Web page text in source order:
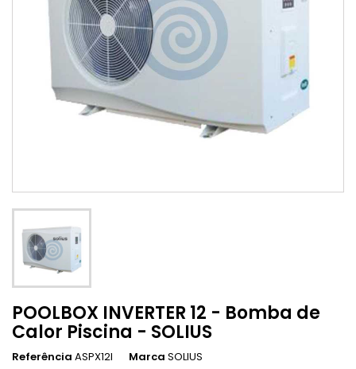
POOLBOX INVERTER 12 - Bomba de
Calor Piscina - SOLIUS
Referência ASPX12I Marca SOLIUS